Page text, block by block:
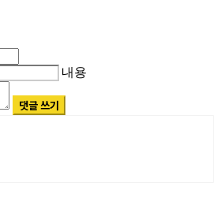
내용
댓글 쓰기